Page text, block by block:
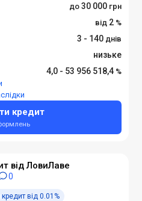
30 000
2
3 - 140
низьке
4,0 - 53 956 518,4
кредит
від ЛовиЛаве
0
від 0.01%